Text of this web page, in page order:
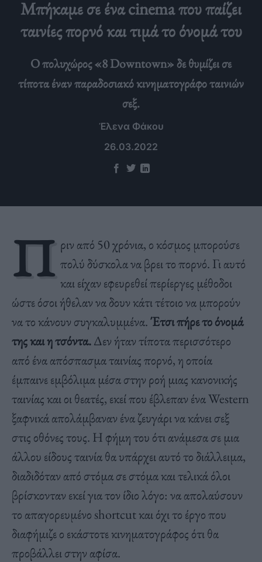
Μπήκαμε σε ένα cinema που παίζει
ταινίες πορνό και τιμά το όνομά του
Ο πολυχώρος «8 Downtown» δε θυμίζει σε
τίποτα έναν παραδοσιακό κινηματογράφο ταινιών
σεξ.
Έλενα Φάκου
26.03.2022
Π ριν από 50 χρόνια, ο κόσμος μπορούσε
πολύ δύσκολα να βρει το πορνό. Γι αυτό
και είχαν εφευρεθεί περίεργες μέθοδοι
ώστε όσοι ήθελαν να δουν κάτι τέτοιο να μπορούν
να το κάνουν συγκαλυμμένα.Έτσι πήρε το όνομά
της και η τσόντα.Δεν ήταν τίποτα περισσότερο
από ένα απόσπασμα ταινίας πορνό, η οποία
έμπαινε εμβόλιμα μέσα στην ροή μιας κανονικής
ταινίας και οι θεατές, εκεί που έβλεπαν ένα Western
ξαφνικά απολάμβαναν ένα ζευγάρι να κάνει σεξ
στις οθόνες τους. Η φήμη του ότι ανάμεσα σε μια
άλλου είδους ταινία θα υπάρχει αυτό το διάλλειμα,
διαδιδόταν από στόμα σε στόμα και τελικά όλοι
βρίσκονταν εκεί για τον ίδιο λόγο: να απολαύσουν
το απαγορευμένο shortcut και όχι το έργο που
διαφήμιζε ο εκάστοτε κινηματογράφος ότι θα
προβάλλει στην αφίσα.